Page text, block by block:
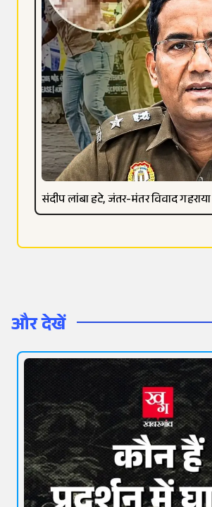
संदीप लांबा हटे, जंतर-मंतर विवाद गहराया
और देखें